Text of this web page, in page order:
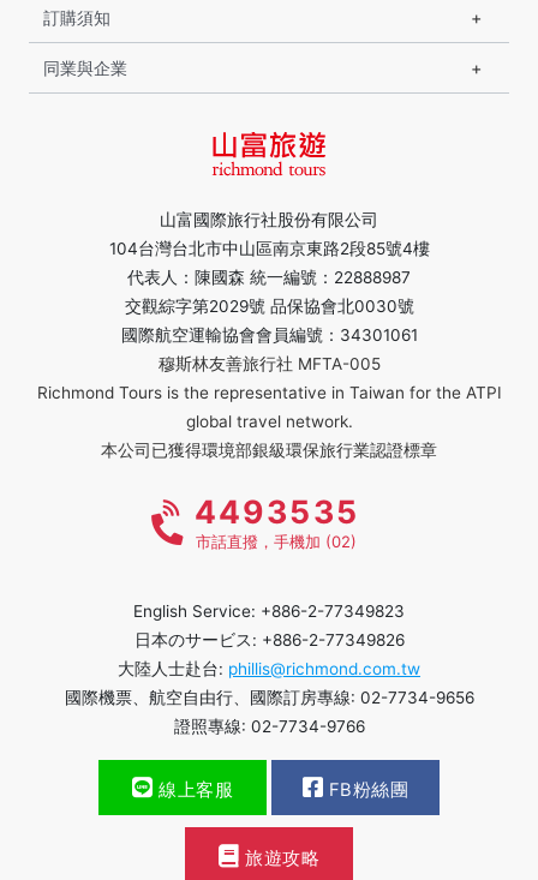
山富國際旅行社股份有限公司
104台灣台北市中山區南京東路2段85號4樓
代表人：陳國森 統一編號：22888987
交觀綜字第2029號 品保協會北0030號
國際航空運輸協會會員編號：34301061
穆斯林友善旅行社 MFTA-005
Richmond Tours is the representative in Taiwan for the ATPI
global travel network.
本公司已獲得環境部銀級環保旅行業認證標章
訂購須知
同業與企業
4493535
市話直撥，手機加 (02)
English Service: +886-2-77349823
日本のサービス: +886-2-77349826
大陸人士赴台: phillis@richmond.com.tw
國際機票、航空自由行、國際訂房專線: 02-7734-9656
證照專線: 02-7734-9766
線上客服 FB粉絲團
旅遊攻略